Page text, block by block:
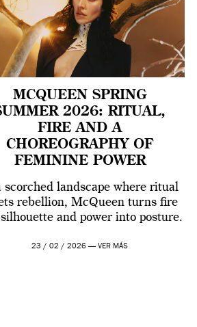
MCQUEEN SPRING
2026: RITUAL,
FIRE AND A
CHOREOGRAPHY OF
FEMININE POWER
scorched landscape where ritual
rebellion, McQueen turns fire
and power into posture.
23 / 02 / 2026 —VER MÁS